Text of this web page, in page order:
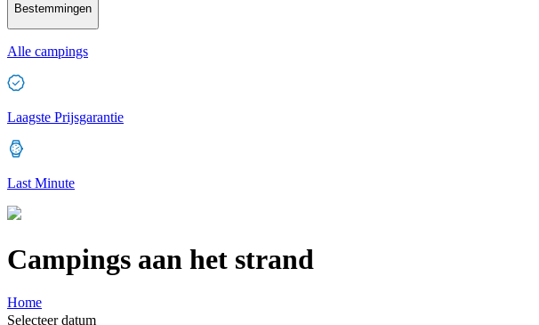
Bestemmingen
Alle campings
Laagste Prijsgarantie
Last Minute
Campings aan het strand
Home
Selecteer datum